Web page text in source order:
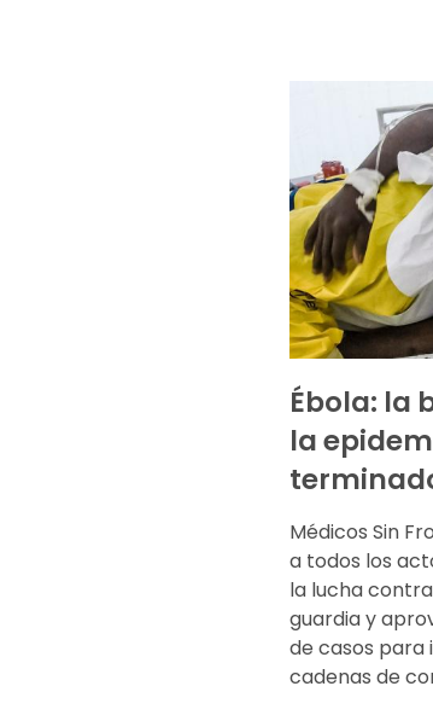
Ébola: la
la
Médicos Sin
a todos los
la lucha
guardia y
de casos para
cadenas de